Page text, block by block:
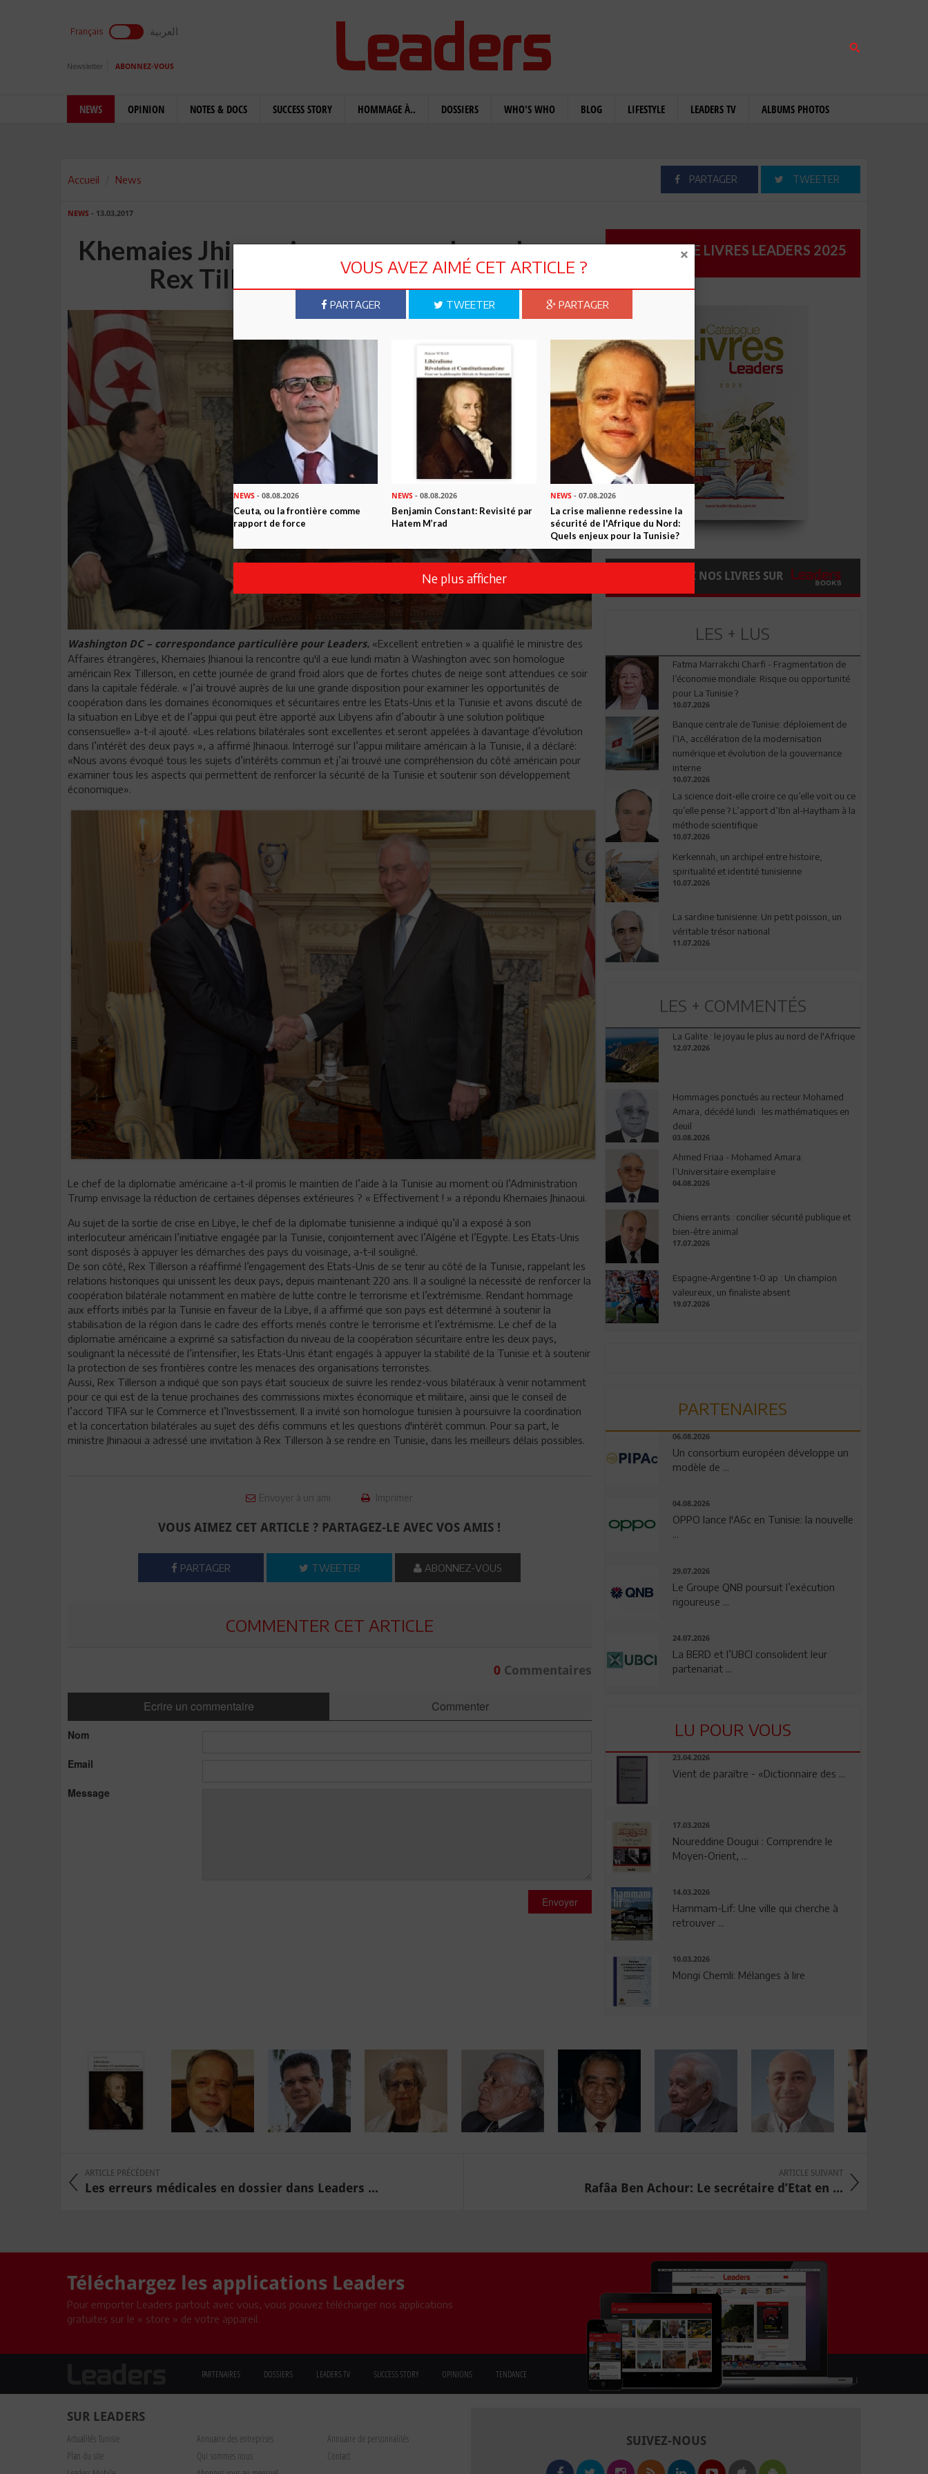
Français العربية
Newsletter ABONNEZ-VOUS
NEWS OPINION NOTES & DOCS SUCCESS STORY HOMMAGE À.. DOSSIERS WHO'S WHO BLOG LIFESTYLE LEADERS TV ALBUMS PHOTOS
Accueil News PARTAGER TWEETER
NEWS - 13.03.2017
Khemaies Jhinaoui reçu par son homologue
Rex Tillerson à Washington DC
Washington DC – correspondance particulière pour Leaders. «Excellent entretien » a qualifié le ministre des
Affaires étrangères, Khemaies Jhianoui la rencontre qu'il a eue lundi matin à Washington avec son homologue
américain Rex Tillerson, en cette journée de grand froid alors que de fortes chutes de neige sont attendues ce soir
dans la capitale fédérale. « J’ai trouvé auprès de lui une grande disposition pour examiner les opportunités de
coopération dans les domaines économiques et sécuritaires entre les Etats-Unis et la Tunisie et avons discuté de
la situation en Libye et de l’appui qui peut être apporté aux Libyens afin d’aboutir à une solution politique
consensuelle» a-t-il ajouté. «Les relations bilatérales sont excellentes et seront appelées à davantage d’évolution
dans l’intérêt des deux pays », a affirmé Jhinaoui. Interrogé sur l’appui militaire américain à la Tunisie, il a déclaré:
«Nous avons évoqué tous les sujets d’intérêts commun et j’ai trouvé une compréhension du côté américain pour
examiner tous les aspects qui permettent de renforcer la sécurité de la Tunisie et soutenir son développement
économique».
Le chef de la diplomatie américaine a-t-il promis le maintien de l’aide à la Tunisie au moment où l’Administration
Trump envisage la réduction de certaines dépenses extérieures ? « Effectivement ! » a répondu Khemaies Jhinaoui.
Au sujet de la sortie de crise en Libye, le chef de la diplomatie tunisienne a indiqué qu’il a exposé à son
interlocuteur américain l’initiative engagée par la Tunisie, conjointement avec l’Algérie et l’Egypte. Les Etats-Unis
sont disposés à appuyer les démarches des pays du voisinage, a-t-il souligné.
De son côté, Rex Tillerson a réaffirmé l’engagement des Etats-Unis de se tenir au côté de la Tunisie, rappelant les
relations historiques qui unissent les deux pays, depuis maintenant 220 ans. Il a souligné la nécessité de renforcer la
coopération bilatérale notamment en matière de lutte contre le terrorisme et l’extrémisme. Rendant hommage
aux efforts initiés par la Tunisie en faveur de la Libye, il a affirmé que son pays est déterminé à soutenir la
stabilisation de la région dans le cadre des efforts menés contre le terrorisme et l’extrémisme. Le chef de la
diplomatie américaine a exprimé sa satisfaction du niveau de la coopération sécuritaire entre les deux pays,
soulignant la nécessité de l’intensifier, les Etats-Unis étant engagés à appuyer la stabilité de la Tunisie et à soutenir
la protection de ses frontières contre les menaces des organisations terroristes.
Aussi, Rex Tillerson a indiqué que son pays était soucieux de suivre les rendez-vous bilatéraux à venir notamment
pour ce qui est de la tenue prochaines des commissions mixtes économique et militaire, ainsi que le conseil de
l’accord TIFA sur le Commerce et l’Investissement. Il a invité son homologue tunisien à poursuivre la coordination
et la concertation bilatérales au sujet des défis communs et les questions d'intérêt commun. Pour sa part, le
ministre Jhinaoui a adressé une invitation à Rex Tillerson à se rendre en Tunisie, dans les meilleurs délais possibles.
Envoyer à un ami Imprimer
VOUS AIMEZ CET ARTICLE ? PARTAGEZ-LE AVEC VOS AMIS !
PARTAGER TWEETER ABONNEZ-VOUS
COMMENTER CET ARTICLE
0Commentaires
Ecrire un commentaire Commenter
Nom
Email
Message
Envoyer
CATALOGUE LIVRES LEADERS 2025
COMMANDEZ NOS LIVRES SUR
LES + LUS
Fatma Marrakchi Charfi - Fragmentation de
l’économie mondiale: Risque ou opportunité
pour La Tunisie ?
10.07.2026
Banque centrale de Tunisie: déploiement de
l’IA, accélération de la modernisation
numérique et évolution de la gouvernance
interne
10.07.2026
La science doit-elle croire ce qu’elle voit ou ce
qu’elle pense ? L’apport d’Ibn al-Haytham à la
méthode scientifique
10.07.2026
Kerkennah, un archipel entre histoire,
spiritualité et identité tunisienne
10.07.2026
La sardine tunisienne: Un petit poisson, un
véritable trésor national
11.07.2026
LES + COMMENTÉS
La Galite : le joyau le plus au nord de l'Afrique
12.07.2026
Hommages ponctués au recteur Mohamed
Amara, décédé lundi : les mathématiques en
deuil
03.08.2026
Ahmed Friaa - Mohamed Amara:
l’Universitaire exemplaire
04.08.2026
Chiens errants : concilier sécurité publique et
bien-être animal
17.07.2026
Espagne-Argentine 1-0 ap : Un champion
valeureux, un finaliste absent
19.07.2026
PARTENAIRES
06.08.2026
Un consortium européen développe un
modèle de ...
04.08.2026
OPPO lance l'A6c en Tunisie: la nouvelle
...
29.07.2026
Le Groupe QNB poursuit l’exécution
rigoureuse ...
24.07.2026
La BERD et l’UBCI consolident leur
partenariat ...
LU POUR VOUS
23.04.2026
Vient de paraître - «Dictionnaire des ...
17.03.2026
Noureddine Dougui : Comprendre le
Moyen-Orient, ...
14.03.2026
Hammam-Lif: Une ville qui cherche à
retrouver ...
10.03.2026
Mongi Chemli: Mélanges à lire
ARTICLE PRÉCÉDENT
Les erreurs médicales en dossier dans Leaders ...
ARTICLE SUIVANT
Rafâa Ben Achour: Le secrétaire d’Etat en ...
Téléchargez les applications Leaders
Pour emporter Leaders partout avec vous, vous pouvez télécharger nos applications
gratuites sur le « store » de votre appareil.
PARTENAIRES DOSSIERS LEADERS TV SUCCESS STORY OPINIONS TENDANCE
SUR LEADERS
Actualités Tunisie Annuaire des entreprises
Annuaire de personnalités
Plan du site
Qui sommes nous
Contact
SUIVEZ-NOUS
VOUS AVEZ AIMÉ CET ARTICLE ?
PARTAGER TWEETER PARTAGER
NEWS - 08.08.2026
Ceuta, ou la frontière comme
rapport de force
NEWS - 08.08.2026
Benjamin Constant: Revisité par
Hatem M’rad
NEWS- 07.08.2026
La crise malienne redessine la
sécurité de l'Afrique du Nord:
Quels enjeux pour la Tunisie?
Ne plus afficher